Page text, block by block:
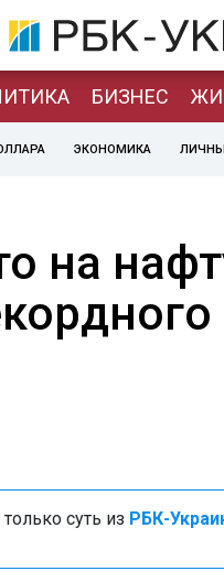
БИЗНЕС
ЭКОНОМИКА
на
суть из РБК-